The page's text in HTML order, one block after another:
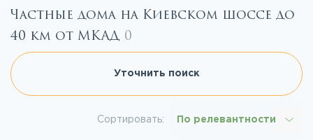
Частные дома на Киевском шоссе до
40 км от МКАД 0
Уточнить поиск
Сортировать: По релевантности